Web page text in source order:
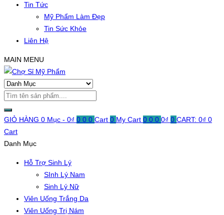
Tin Tức
Mỹ Phẩm Làm Đẹp
Tin Sức Khỏe
Liên Hệ
MAIN MENU
GIỎ HÀNG 0 Mục - 0₫ 0 0 0 Cart 0 My Cart 0 0 0 0₫ 0 CART: 0₫ 0
Cart
Danh Mục
Hỗ Trợ Sinh Lý
SInh Lý Nam
Sinh Lý Nữ
Viên Uống Trắng Da
Viên Uống Trị Nám